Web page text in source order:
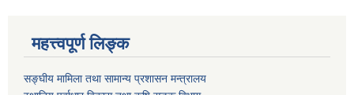
महत्त्वपूर्ण लिङ्क
सङ्घीय मामिला तथा सामान्य प्रशासन मन्त्रालय